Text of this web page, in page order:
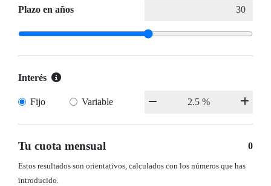
Plazo en años
Interés
Fijo Variable
Tu cuota mensual 0
Estos resultados son orientativos, calculados con los números que has
introducido.